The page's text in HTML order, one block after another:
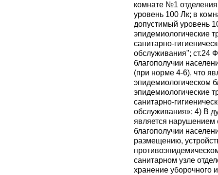
комнате №1
уровень 100 Лк; в
допустимый уровень
эпидемиологические
санитарно-
обслуживания"; ст.24
благополучии
(при норме 4-6), что
эпидемиологическом
эпидемиологические
санитарно-
обслуживания»; 4) В
является нарушением
благополучии
размещению,
санитарном узле
хранение уборочного